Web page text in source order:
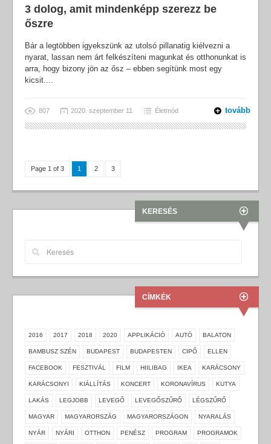
3 dolog, amit mindenképp szerezz be
őszre
Bár a legtöbben igyekszünk az utolsó pillanatig kiélvezni a
nyarat, lassan nem árt felkészíteni magunkat és otthonunkat is
arra, hogy bizony jön az ősz – ebben segítünk most egy
kicsit....
807 2020. szeptember 11 Életmód tovább
Page 1 of 3 1 2 3
KERESÉS
CÍMKÉK
2016 2017 2018 2020 APPLIKÁCIÓ AUTÓ BALATON
BAMBUSZ SZÉN BUDAPEST BUDAPESTEN CIPŐ ELLEN
FACEBOOK FESZTIVÁL FILM HIILIBAG IKEA KARÁCSONY
KARÁCSONYI KIÁLLÍTÁS KONCERT KORONAVÍRUS KUTYA
LAKÁS LEGJOBB LEVEGŐ LEVEGŐSZŰRŐ LÉGSZŰRŐ
MAGYAR MAGYARORSZÁG MAGYARORSZÁGON NYARALÁS
NYÁR NYÁRI OTTHON PENÉSZ PROGRAM PROGRAMOK